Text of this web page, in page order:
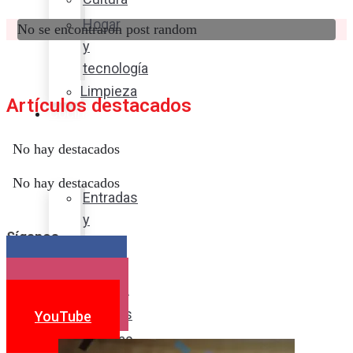
Hogar
y
tecnología
Limpieza
Cocina
sabor
Entradas
y
Postres
Bebidas
No se encontraron post random
Artículos destacados
No hay destacados
No hay destacados
Síganos
YouTube